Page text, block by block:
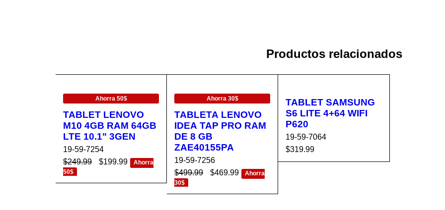
Productos relacionados
Ahorra 50$
TABLET LENOVO
M10 4GB RAM 64GB
LTE 10.1" 3GEN
19-59-7254
$249.99 $199.99
Ahorra
50$
AÑADIR AL CA
VISTA
Ahorra 30$
TABLETA LENOVO
IDEA TAP PRO RAM
DE 8 GB
ZAE40155PA
19-59-7256
$499.99 $469.99
Ahorra
30$
AÑADIR AL CA
VISTA
TABLET SAMSUNG
S6 LITE 4+64 WIFI
P620
19-59-7064
$319.99
AÑADIR AL CA
VISTA